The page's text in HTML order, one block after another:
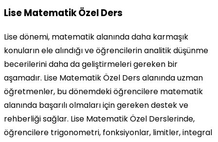
Lise Matematik Özel Ders
Lise dönemi, matematik alanında daha karmaşık
konuların ele alındığı ve öğrencilerin analitik düşünme
becerilerini daha da geliştirmeleri gereken bir
aşamadır. Lise Matematik Özel Ders alanında uzman
öğretmenler, bu dönemdeki öğrencilere matematik
alanında başarılı olmaları için gereken destek ve
rehberliği sağlar. Lise Matematik Özel Derslerinde,
öğrencilere trigonometri, fonksiyonlar, limitler, integral